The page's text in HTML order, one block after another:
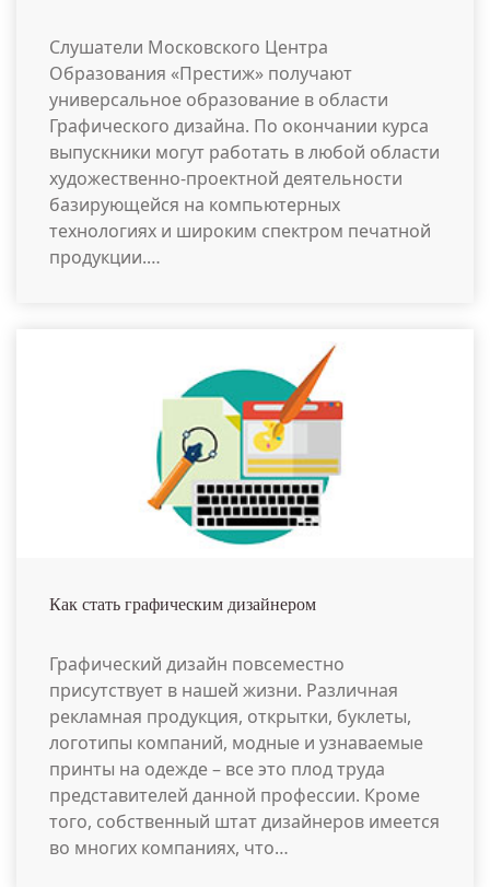
Слушатели Московского Центра
Образования «Престиж» получают
универсальное образование в области
Графического дизайна. По окончании курса
выпускники могут работать в любой области
художественно-проектной деятельности
базирующейся на компьютерных
технологиях и широким спектром печатной
продукции.…
Как стать графическим дизайнером
Графический дизайн повсеместно
присутствует в нашей жизни. Различная
рекламная продукция, открытки, буклеты,
логотипы компаний, модные и узнаваемые
принты на одежде – все это плод труда
представителей данной профессии. Кроме
того, собственный штат дизайнеров имеется
во многих компаниях, что…